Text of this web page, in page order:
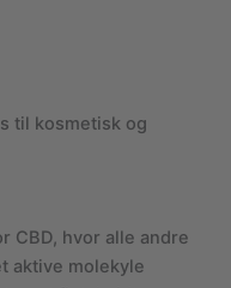
til kosmetisk og
CBD, hvor alle andre
aktive molekyle